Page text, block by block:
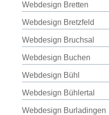
Webdesign Bretten
Webdesign Bretzfeld
Webdesign Bruchsal
Webdesign Buchen
Webdesign Bühl
Webdesign Bühlertal
Webdesign Burladingen